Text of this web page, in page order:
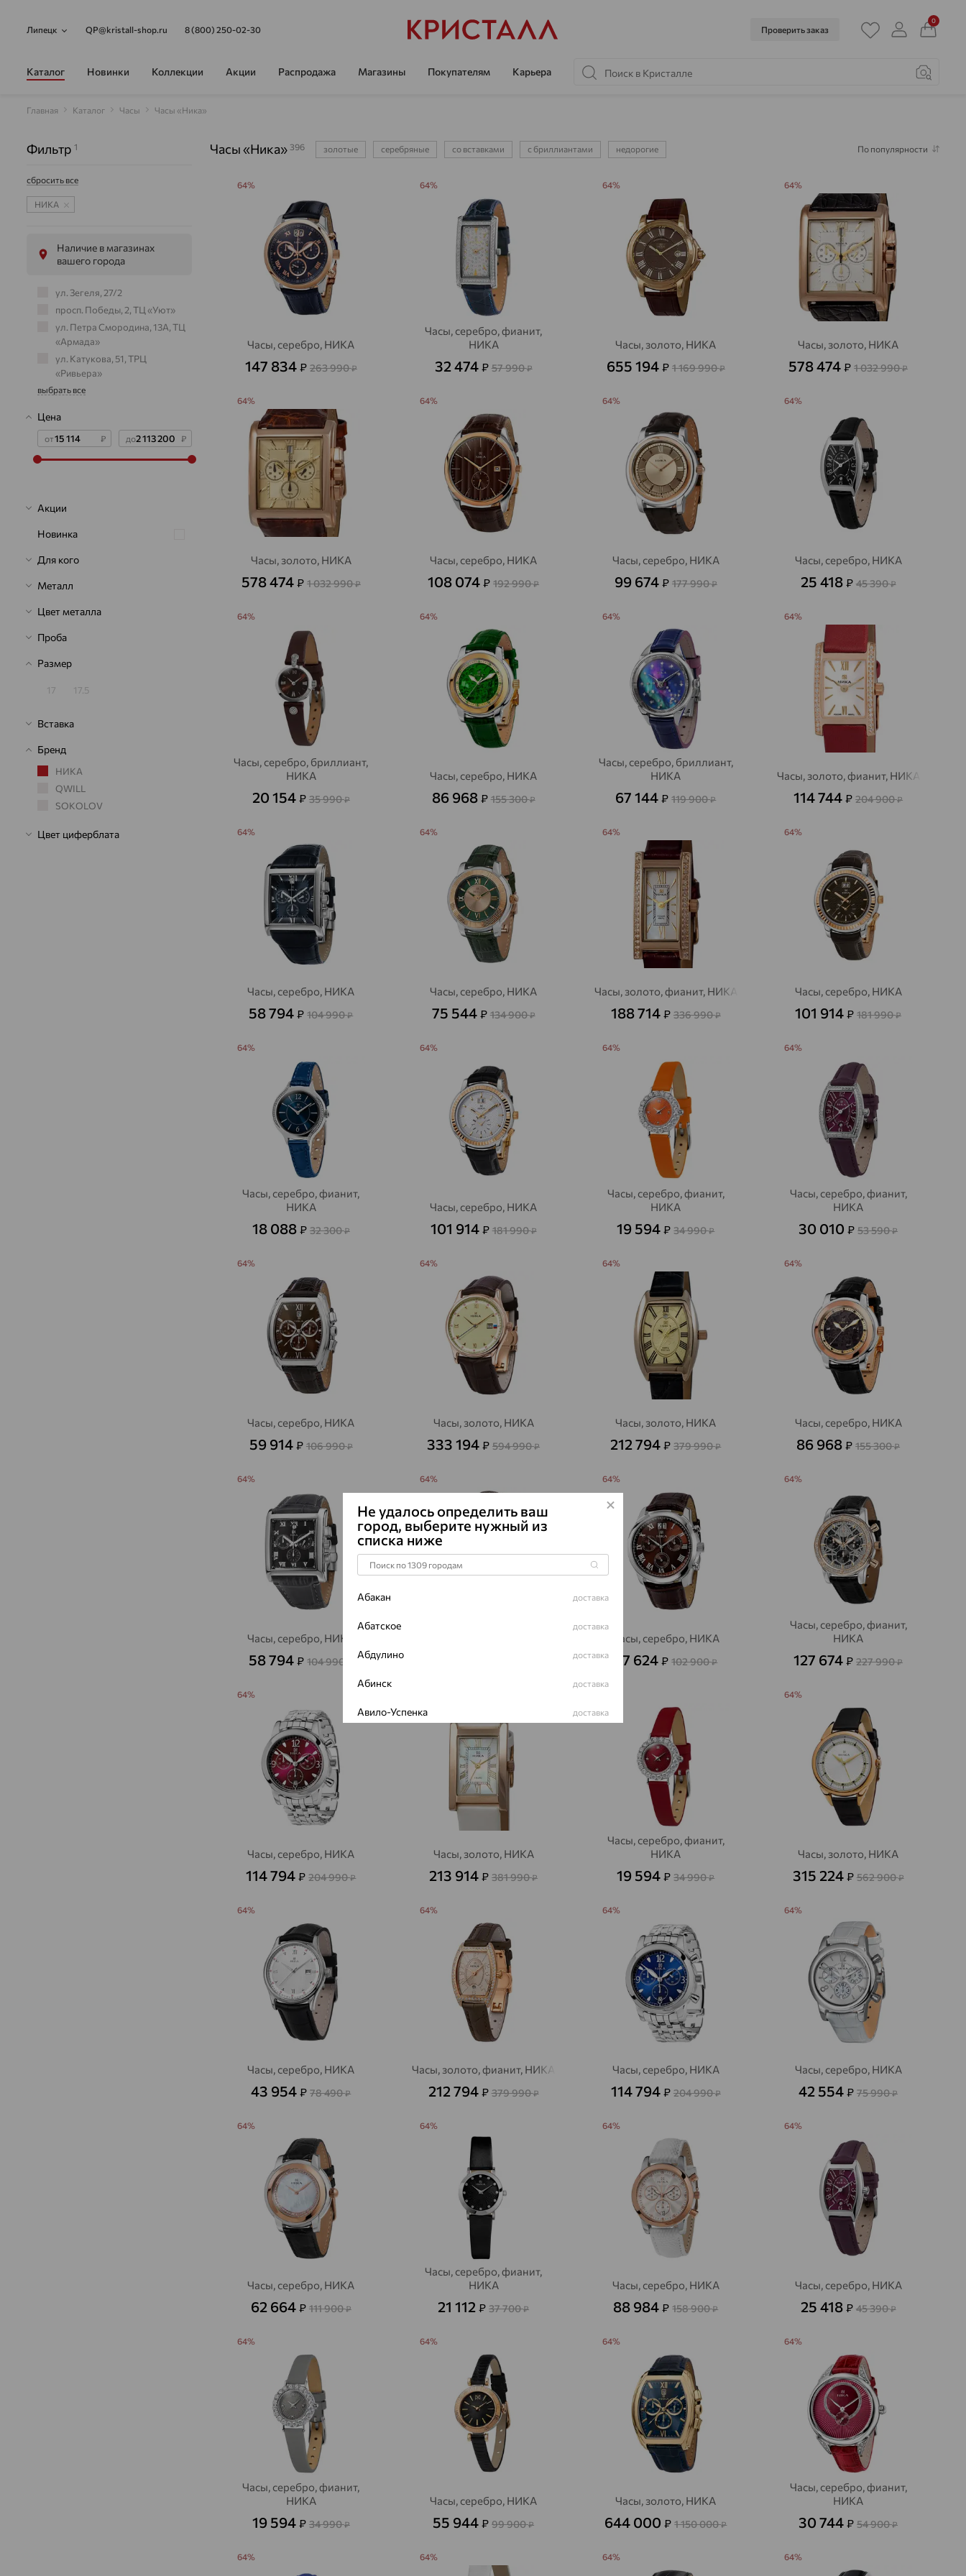
Липецк QP@kristall-shop.ru 8 (800) 250-02-30 Проверить заказ
0
Каталог Новинки Коллекции Акции Распродажа Магазины Покупателям Карьера
Главная Каталог Часы Часы «Ника»
Фильтр 1
сбросить все
НИКА
Наличие в магазинах
вашего города
ул. Зегеля, 27/2
просп. Победы, 2, ТЦ «Уют»
ул. Петра Смородина, 13А, ТЦ
«Армада»
ул. Катукова, 51, ТРЦ
«Ривьера»
выбрать все
Цена
от ₽ до ₽
Акции
Новинка
Для кого
Металл
Цвет металла
Проба
Размер
17 17.5
Вставка
Бренд
НИКА
QWILL
SOKOLOV
Цвет циферблата
По популярности
Часы «Ника» 396 золотые серебряные со вставками с бриллиантами недорогие
Часы, серебро, НИКА
147 834 ₽ 263 990₽
64%
Часы, серебро, фианит,
НИКА
32 474 ₽ 57 990₽
64%
Часы, золото, НИКА
655 194 ₽ 1 169 990₽
64%
Часы, золото, НИКА
578 474₽ 1 032 990₽
64%
Часы, золото, НИКА
578 474 ₽ 1 032 990₽
64%
Часы, серебро, НИКА
108 074₽ 192 990₽
64%
Часы, серебро, НИКА
99 674 ₽ 177 990₽
64%
Часы, серебро, НИКА
25 418 ₽ 45 390₽
64%
Часы, серебро, бриллиант,
НИКА
20 154 ₽ 35 990₽
64%
Часы, серебро, НИКА
86 968 ₽ 155 300₽
64%
Часы, серебро, бриллиант,
НИКА
67 144₽ 119 900₽
64%
Часы, золото, фианит, НИКА
114 744₽ 204 900₽
64%
Часы, серебро, НИКА
58 794₽ 104 990₽
64%
Часы, серебро, НИКА
75 544 ₽ 134 900₽
64%
Часы, золото, фианит, НИКА
188 714 ₽ 336 990₽
64%
Часы, серебро, НИКА
101 914₽ 181 990₽
64%
Часы, серебро, фианит,
НИКА
18 088 ₽ 32 300₽
64%
Часы, серебро, НИКА
101 914 ₽ 181 990₽
64%
Часы, серебро, фианит,
НИКА
19 594₽ 34 990₽
64%
Часы, серебро, фианит,
НИКА
30 010₽ 53 590₽
64%
Часы, серебро, НИКА
59 914 ₽ 106 990₽
64%
Часы, золото, НИКА
333 194₽ 594 990₽
64%
Часы, золото, НИКА
212 794₽ 379 990₽
64%
Часы, серебро, НИКА
86 968₽ 155 300₽
64%
Часы, серебро, НИКА
58 794₽ 104 990
64% 64%
Часы, серебро, НИКА
57 624₽ 102 900₽
64%
Часы, серебро, фианит,
НИКА
127 674₽ 227 990₽
64%
Часы, серебро, НИКА
114 794₽ 204 990₽
64%
Часы, золото, НИКА
213 914₽ 381 990₽
Часы, серебро, фианит,
НИКА
19 594₽ 34 990₽
Часы, золото, НИКА
315 224 ₽ 562 900₽
64%
Часы, серебро, НИКА
43 954₽ 78 490₽
64%
Часы, золото, фианит, НИКА
212 794 ₽ 379 990₽
64%
Часы, серебро, НИКА
114 794 ₽ 204 990₽
64%
Часы, серебро, НИКА
42 554₽ 75 990₽
64%
Часы, серебро, НИКА
62 664 ₽ 111 900₽
64%
Часы, серебро, фианит,
НИКА
21 112₽ 37 700₽
64%
Часы, серебро, НИКА
88 984₽ 158 900₽
64%
Часы, серебро, НИКА
25 418 ₽ 45 390₽
64%
Часы, серебро, фианит,
НИКА
19 594 ₽ 34 990₽
64%
Часы, серебро, НИКА
55 944₽ 99 900₽
64%
Часы, золото, НИКА
644 000₽ 1 150 000₽
64%
Часы, серебро, фианит,
НИКА
30 744₽ 54 900₽
64%
64% 64% 64% 64%
Не удалось определить ваш
город, выберите нужный из
списка ниже
Абакан доставка
Абатское доставка
Абдулино доставка
Абинск доставка
Авило-Успенка доставка
доставка
Амурск
доставка
доставка